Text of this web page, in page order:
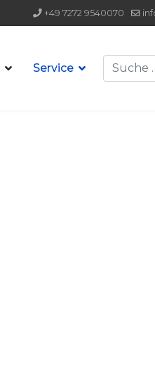
+49 7272 9540070
Service Suchen